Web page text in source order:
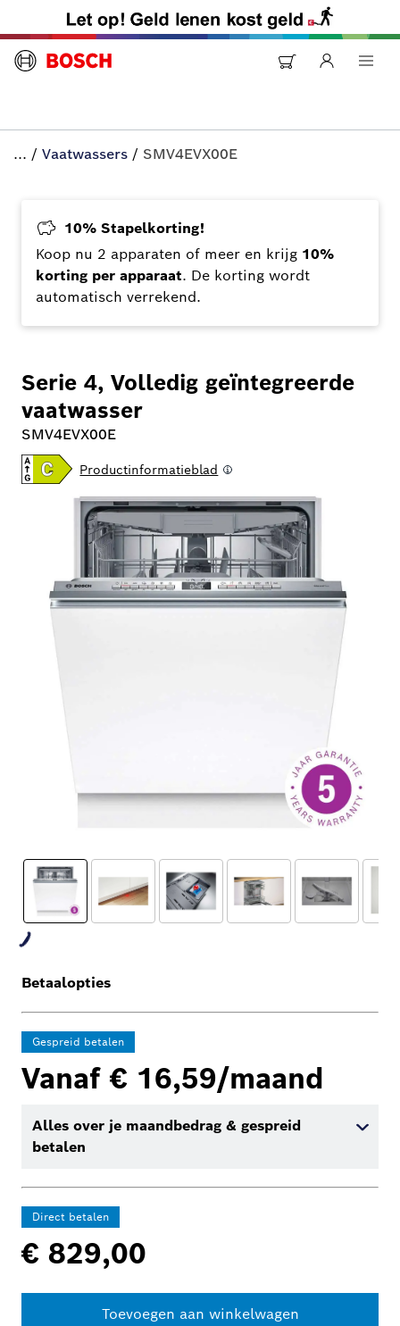
... / Vaatwassers / SMV4EVX00E
10% Stapelkorting!
Koop nu 2 apparaten of meer en krijg 10%
korting per apparaat. De korting wordt
automatisch verrekend.
Serie 4, Volledig geïntegreerde
vaatwasser
SMV4EVX00E
Productinformatieblad
Betaalopties
Gespreid betalen
Vanaf € 16,59/maand
Alles over je maandbedrag & gespreid
betalen
Direct betalen
€ 829,00
Toevoegen aan winkelwagen